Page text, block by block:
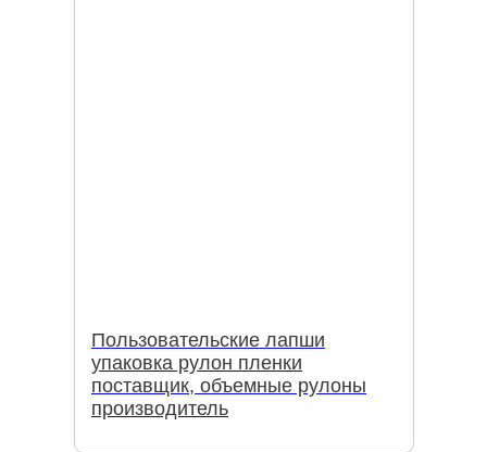
Пользовательские лапши
упаковка рулон пленки
поставщик, объемные рулоны
производитель